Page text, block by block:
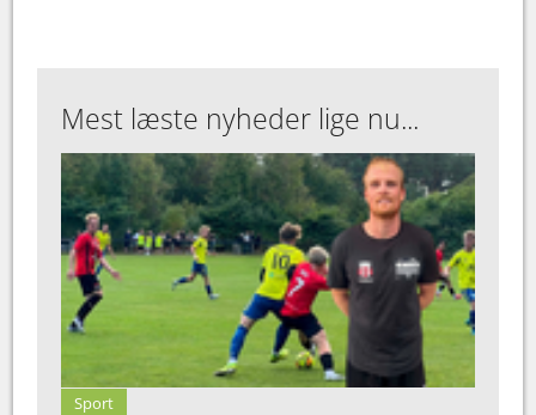
Mest læste nyheder lige nu...
Sport